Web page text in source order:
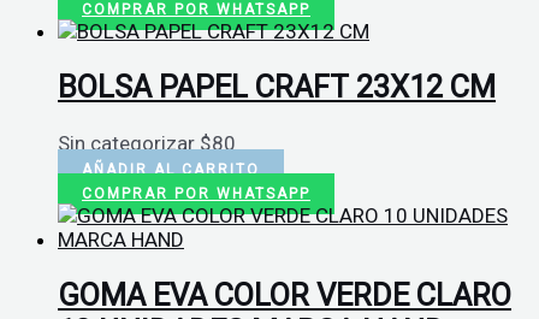
COMPRAR POR WHATSAPP
BOLSA PAPEL CRAFT 23X12 CM
Sin categorizar $80
AÑADIR AL CARRITO
COMPRAR POR WHATSAPP
GOMA EVA COLOR VERDE CLARO